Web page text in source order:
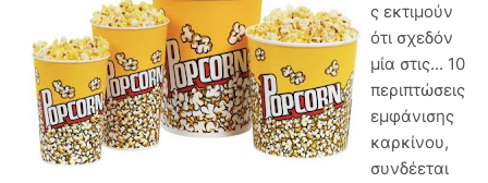
ς εκτιμούν
ότι σχεδόν
μία στις... 10
περιπτώσεις
εμφάνισης
καρκίνου,
συνδέεται